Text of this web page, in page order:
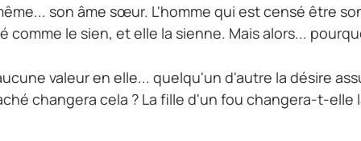
son âme sœur. L'homme qui est censé être
le sien, et elle la sienne. Mais alors...
valeur en elle... quelqu'un d'autre la désire
changera cela ? La fille d'un fou changera-t-